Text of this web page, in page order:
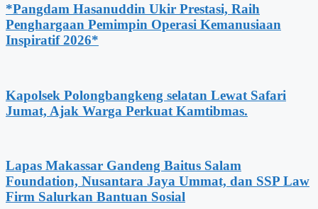
*Pangdam Hasanuddin Ukir Prestasi, Raih
Penghargaan Pemimpin Operasi Kemanusiaan
Inspiratif 2026*
Kapolsek Polongbangkeng selatan Lewat Safari
Jumat, Ajak Warga Perkuat Kamtibmas.
Lapas Makassar Gandeng Baitus Salam
Foundation, Nusantara Jaya Ummat, dan SSP Law
Firm Salurkan Bantuan Sosial